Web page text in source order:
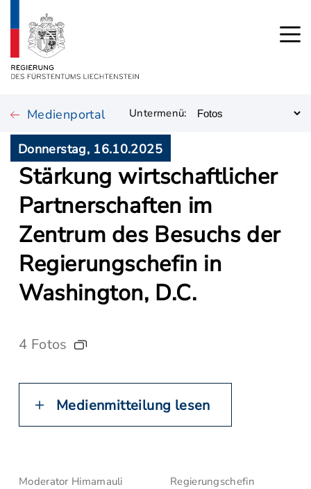
Medienportal Untermenü:
Donnerstag, 16.10.2025
Stärkung wirtschaftlicher
Partnerschaften im
Zentrum des Besuchs der
Regierungschefin in
Washington, D.C.
4 Fotos
Medienmitteilung lesen
Moderator Himamauli
Regierungschefin